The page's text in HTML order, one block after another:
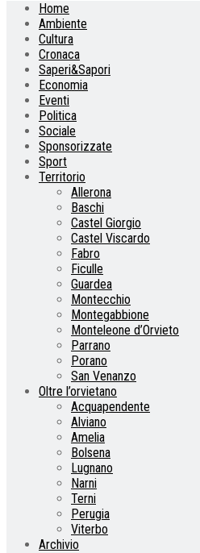
Home
Ambiente
Cultura
Cronaca
Saperi&Sapori
Economia
Eventi
Politica
Sociale
Sponsorizzate
Sport
Territorio
Allerona
Baschi
Castel Giorgio
Castel Viscardo
Fabro
Ficulle
Guardea
Montecchio
Montegabbione
Monteleone d’Orvieto
Parrano
Porano
San Venanzo
Oltre l’orvietano
Acquapendente
Alviano
Amelia
Bolsena
Lugnano
Narni
Terni
Perugia
Viterbo
Archivio